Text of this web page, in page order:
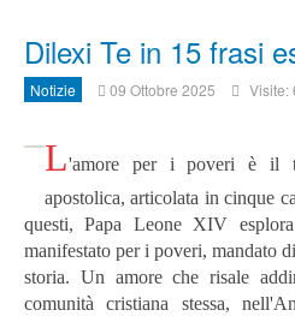
Dilexi Te in 15 frasi
Notizie 09 Ottobre 2025 Visite:
L'amore per i poveri è il
apostolica, articolata in cinque
questi, Papa Leone XIV
manifestato per i poveri, mandato
storia. Un amore che risale
comunità cristiana stessa,